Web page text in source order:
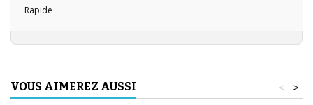
Rapide
VOUS AIMEREZ AUSSI >
<